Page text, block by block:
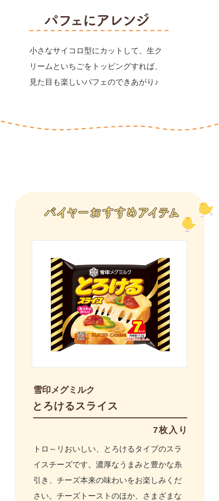
小さなサイコロ型にカットして、生ク
リームといちごをトッピングすれば、
見た目も楽しいパフェのできあがり♪
雪印メグミルク
とろけるスライス
7枚入り
トロ～リおいしい、とろけるタイプのスラ
イスチーズです。濃厚なうまみと豊かな糸
引き、チーズ本来の味わいをお楽しみくだ
さい。チーズトーストのほか、さまざまな